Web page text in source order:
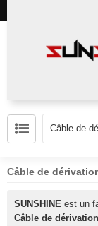
Câble de
SUNSHINE est un
Câble de